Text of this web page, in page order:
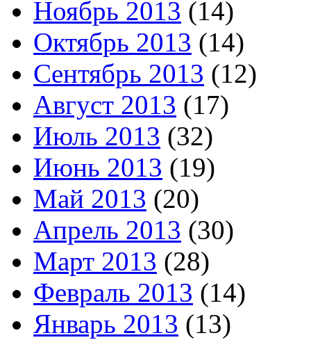
Ноябрь 2013 (14)
Октябрь 2013 (14)
Сентябрь 2013 (12)
Август 2013 (17)
Июль 2013 (32)
Июнь 2013 (19)
Май 2013 (20)
Апрель 2013 (30)
Март 2013 (28)
Февраль 2013 (14)
Январь 2013 (13)